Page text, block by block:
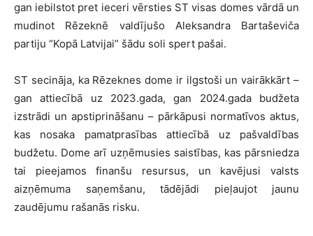
gan iebilstot pret ieceri vērsties ST visas domes vārdā un
mudinot Rēzeknē valdījušo Aleksandra Bartaševiča
partiju “Kopā Latvijai” šādu soli spert pašai.
ST secināja, ka Rēzeknes dome ir ilgstoši un vairākkārt –
gan attiecībā uz 2023.gada, gan 2024.gada budžeta
izstrādi un apstiprināšanu – pārkāpusi normatīvos aktus,
kas nosaka pamatprasības attiecībā uz pašvaldības
budžetu. Dome arī uzņēmusies saistības, kas pārsniedza
tai pieejamos finanšu resursus, un kavējusi valsts
aizņēmuma saņemšanu, tādējādi pieļaujot jaunu
zaudējumu rašanās risku.